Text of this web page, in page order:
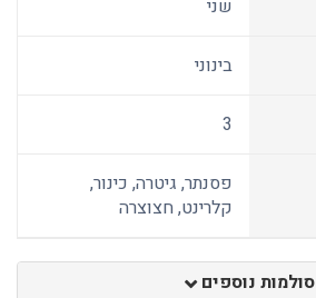
שני
בינוני
3
פסנתר, גיטרה, כינור,
קלרינט, חצוצרה
סולמות נוספים